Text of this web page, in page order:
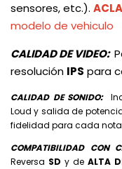
sensores, etc.).
modelo de vehiculo
CALIDAD DE VIDEO:
resolución IPS para
CALIDAD DE SONIDO:
Loud y salida de
fidelidad para cada
COMPATIBILIDAD CON
Reversa SD y de ALTA